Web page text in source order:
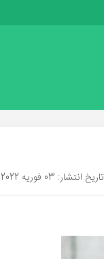
تاریخ انتشار: 03 فوریه 2022